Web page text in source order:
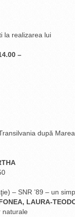
la realizarea lui
–
după
– SNR ’89 – un
LAURA-
naturale